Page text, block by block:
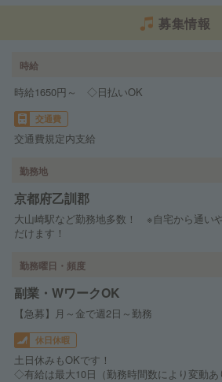
募集情報
時給
時給1650円～ ◇日払いOK
交通費
交通費規定内支給
勤務地
京都府乙訓郡
大山崎駅など勤務地多数！ ※自宅から通い
だけます！
勤務曜日・頻度
副業・WワークOK
【急募】月～金で週2日～勤務
休日休暇
土日休みもOKです！
◇有給は最大10日（勤務時間数により変動あ